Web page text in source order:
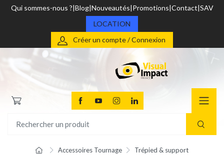
Qui sommes-nous ? Blog Nouveautés Promotions Contact SAV
LOCATION
Créer un compte / Connexion
Accessoires Tournage
Trépied & support